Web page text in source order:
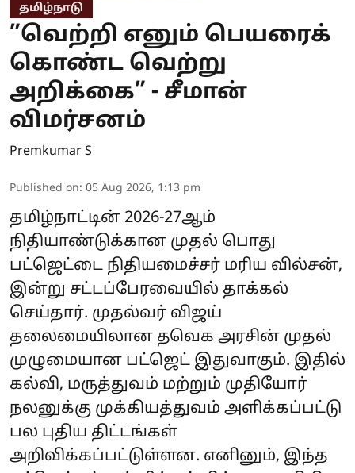
தமிழ்நாடு
”வெற்றி எனும் பெயரைக்
கொண்ட வெற்று
அறிக்கை” - சீமான்
விமர்சனம்
Premkumar S
Published on: 05 Aug 2026, 1:13 pm
தமிழ்நாட்டின் 2026-27ஆம்
நிதியாண்டுக்கான முதல் பொது
பட்ஜெட்டை நிதியமைச்சர் மரிய வில்சன்,
இன்று சட்டப்பேரவையில் தாக்கல்
செய்தார். முதல்வர் விஜய்
தலைமையிலான தவெக அரசின் முதல்
முழுமையான பட்ஜெட் இதுவாகும். இதில்
கல்வி, மருத்துவம் மற்றும் முதியோர்
நலனுக்கு முக்கியத்துவம் அளிக்கப்பட்டு
பல புதிய திட்டங்கள்
அறிவிக்கப்பட்டுள்ளன. எனினும், இந்த